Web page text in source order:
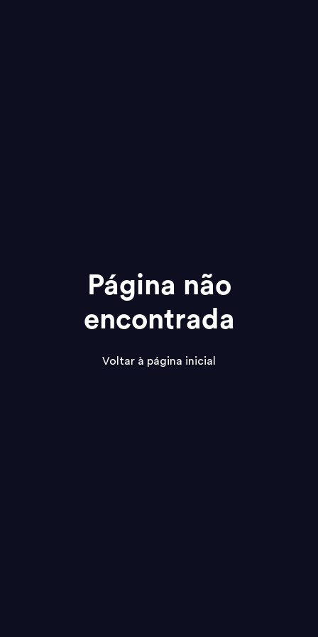
Página não
encontrada
Voltar à página inicial